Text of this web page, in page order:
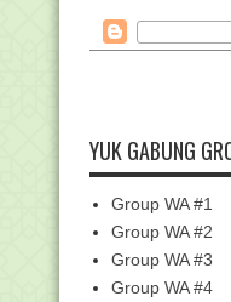
Kemenag
Qur'an
Siswa MAN
Kompetisi
Sertifikat
YUK GABUNG
Group WA #1
Group WA #2
Group WA #3
Group WA #4